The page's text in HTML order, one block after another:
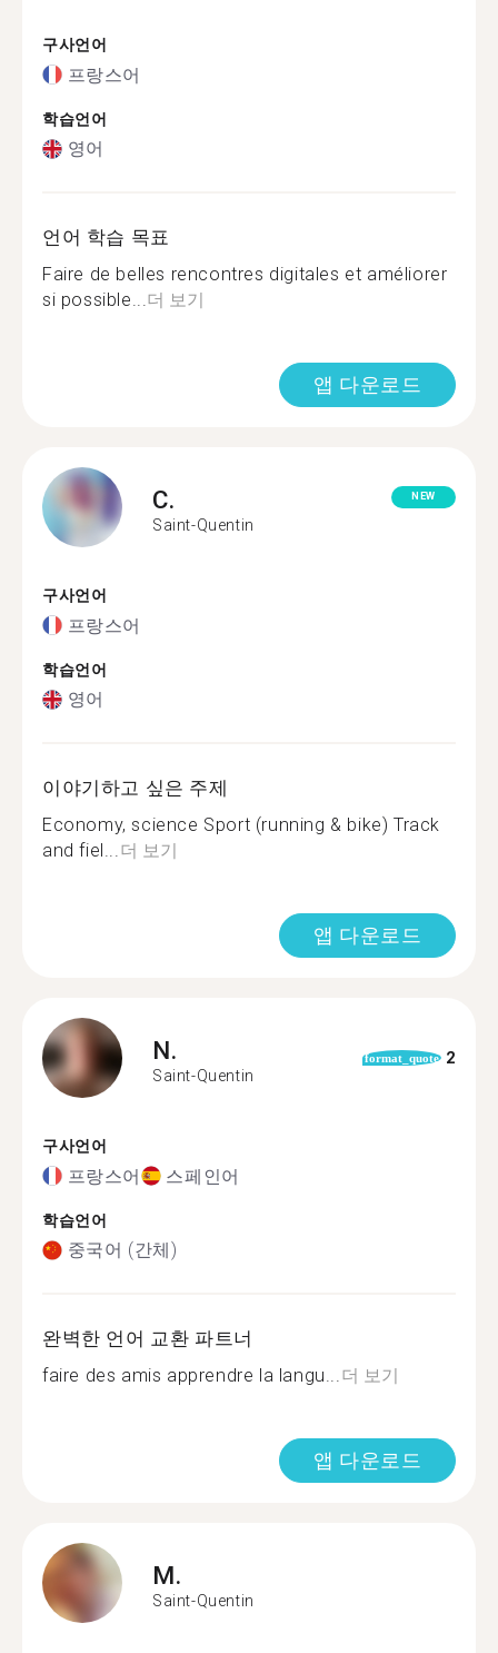
구사언어
프랑스어
학습언어
영어
언어 학습 목표
Faire de belles rencontres digitales et améliorer
si possible...더 보기
앱 다운로드
C.
Saint-Quentin
NEW
구사언어
프랑스어
학습언어
영어
이야기하고 싶은 주제
Economy, science Sport (running & bike) Track
and fiel...더 보기
앱 다운로드
N.
Saint-Quentin
format_quote 2
구사언어
프랑스어 스페인어
학습언어
중국어 (간체)
완벽한 언어 교환 파트너
faire des amis apprendre la langu...더 보기
앱 다운로드
M.
Saint-Quentin